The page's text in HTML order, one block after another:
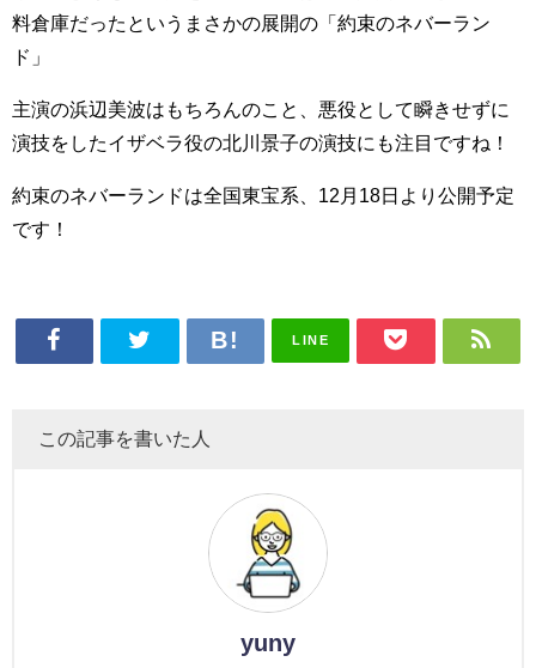
料倉庫だったというまさかの展開の「約束のネバーラン
ド」
主演の浜辺美波はもちろんのこと、悪役として瞬きせずに
演技をしたイザベラ役の北川景子の演技にも注目ですね！
約束のネバーランドは全国東宝系、12月18日より公開予定
です！
LINE
この記事を書いた人
yuny